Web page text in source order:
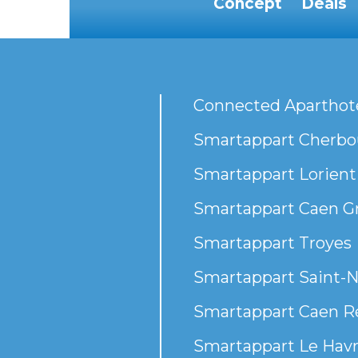
Connected
Smartappart
Smartappart Lorient
Smartappart Caen
Smartappart Troyes
Smartappart Saint-
Smartappart Caen
Smartappart Le